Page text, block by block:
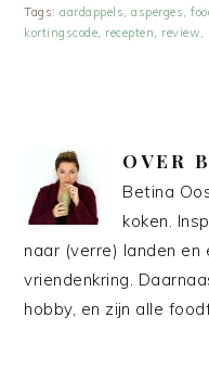
Tags:aardappels,asperges,
kortingscode, recepten, review,
OVER
Betina
koken.
naar (verre) landen
vriendenkring.
hobby, en zijn alle